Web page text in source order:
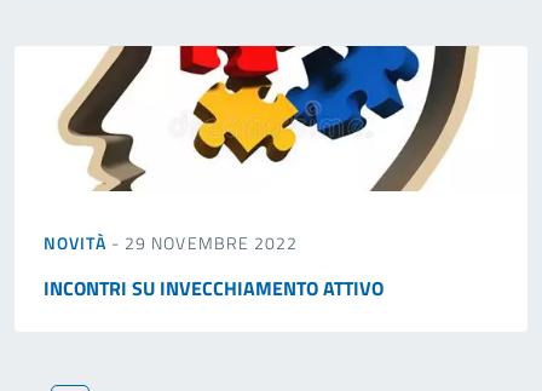
NOVITÀ - 29 NOVEMBRE 2022
INCONTRI SU INVECCHIAMENTO ATTIVO